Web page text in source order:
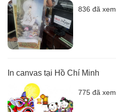
836 đã xem
In canvas tại Hồ Chí Minh
775 đã xem